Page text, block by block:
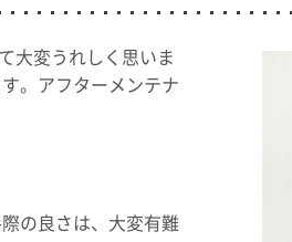
大変うれしく思いま
。アフターメンテナ
の良さは、大変有難